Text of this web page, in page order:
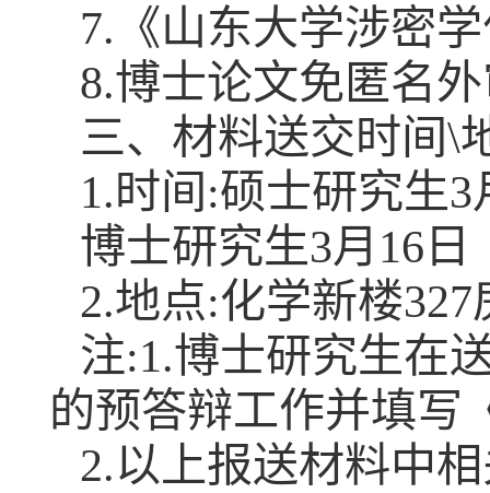
7.《山东大学涉密
8.博士论文免匿名
三、材料送交时间\
1.时间:硕士研究生3
博士研究生3月16日
2.地点:化学新楼327
注:1.博士研究生在
的预答辩工作并填写
2.以上报送材料中